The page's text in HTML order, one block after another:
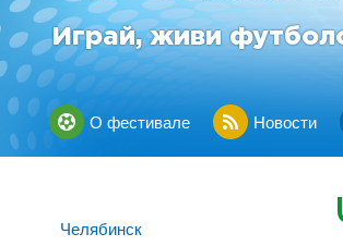
Играй, живи
О фестивале Новости
Челябинск